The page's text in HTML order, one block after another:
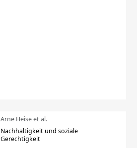
Arne Heise et al.
Nachhaltigkeit und soziale
Gerechtigkeit